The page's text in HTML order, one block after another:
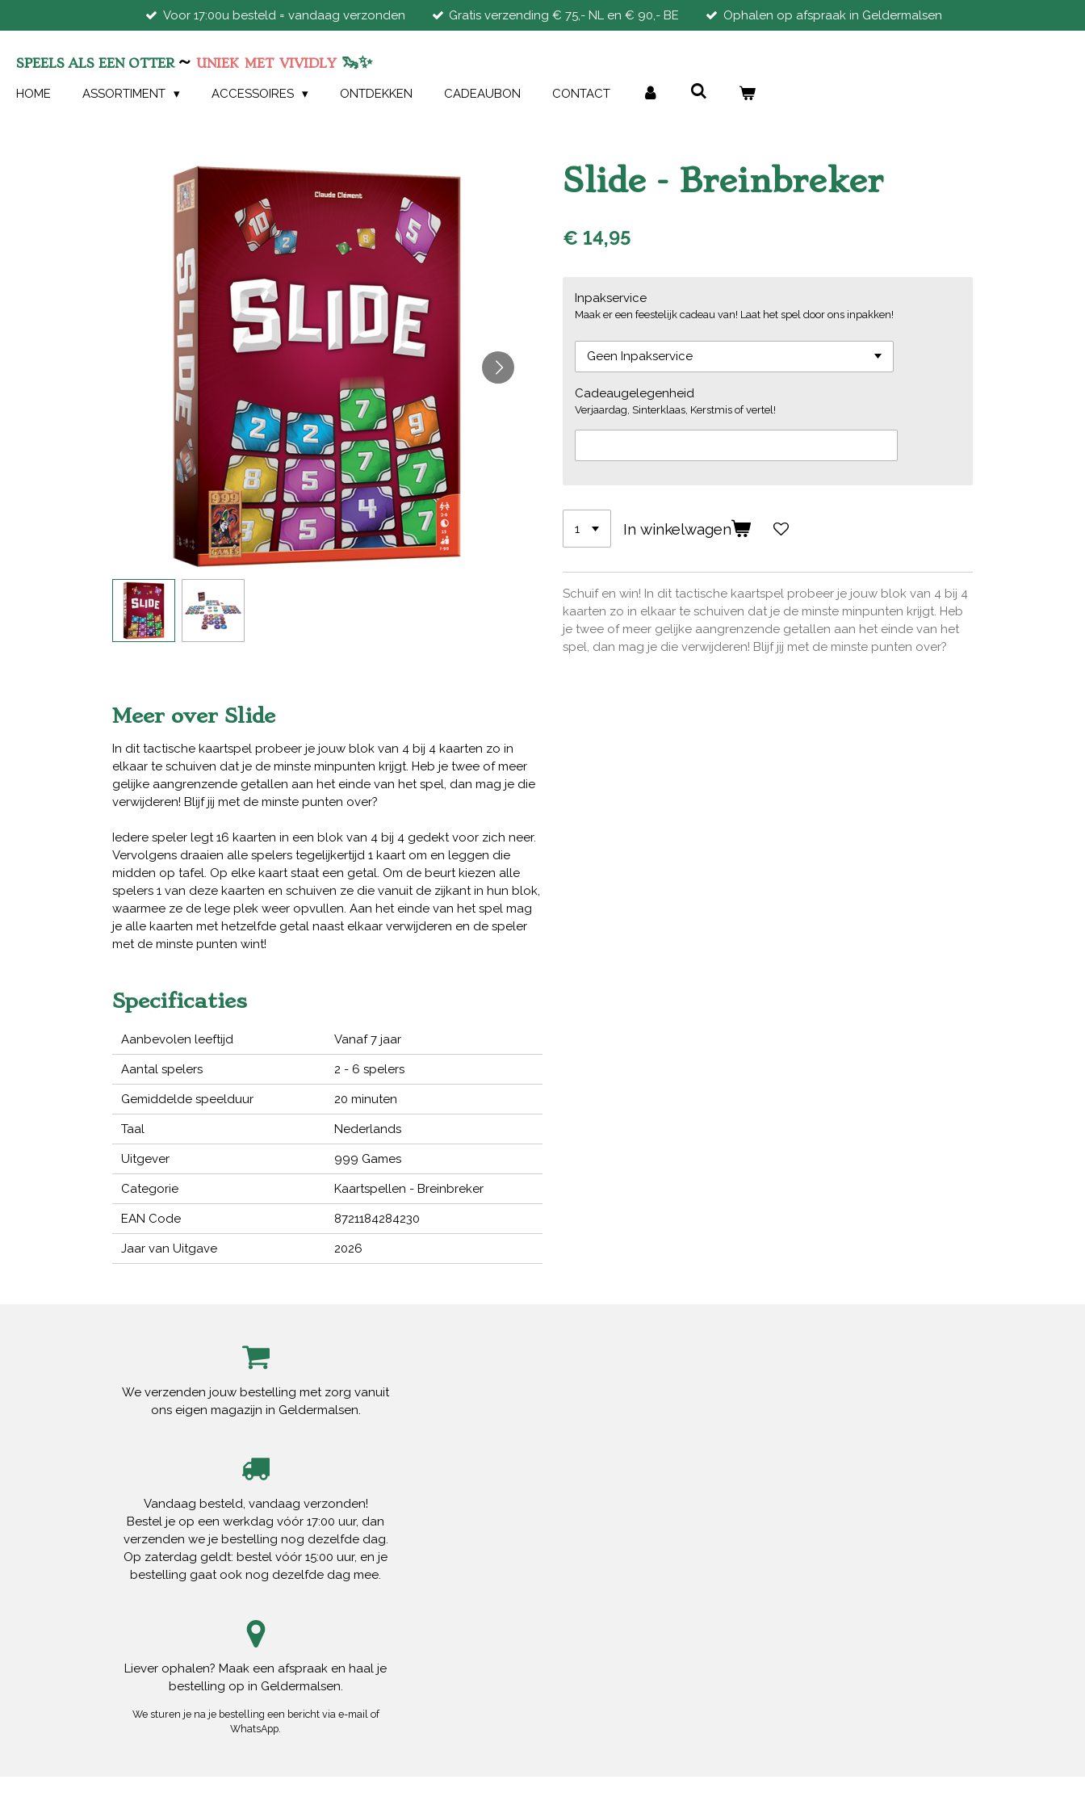
direct
de
hoofdinhoud
Voor 17:00u besteld = vandaag verzonden Gratis verzending € 75,- NL en € 90,- BE Ophalen op afspraak in Geldermalsen
SPEELS ALS EEN OTTER ~ UNIEK MET VIVIDLY 🦦✨
HOME ASSORTIMENT ACCESSOIRES ONTDEKKEN CADEAUBON CONTACT
Slide - Breinbreker
€ 14,95
Inpakservice
Maak er een feestelijk cadeau van! Laat het spel door ons inpakken!
Cadeaugelegenheid
Verjaardag, Sinterklaas, Kerstmis of vertel!
In winkelwagen
Schuif en win! In dit tactische kaartspel probeer je jouw blok van 4 bij 4
kaarten zo in elkaar te schuiven dat je de minste minpunten krijgt. Heb
je twee of meer gelijke aangrenzende getallen aan het einde van het
spel, dan mag je die verwijderen! Blijf jij met de minste punten over?
Meer over Slide
In dit tactische kaartspel probeer je jouw blok van 4 bij 4 kaarten zo in
elkaar te schuiven dat je de minste minpunten krijgt. Heb je twee of meer
gelijke aangrenzende getallen aan het einde van het spel, dan mag je die
verwijderen! Blijf jij met de minste punten over?
Iedere speler legt 16 kaarten in een blok van 4 bij 4 gedekt voor zich neer.
Vervolgens draaien alle spelers tegelijkertijd 1 kaart om en leggen die
midden op tafel. Op elke kaart staat een getal. Om de beurt kiezen alle
spelers 1 van deze kaarten en schuiven ze die vanuit de zijkant in hun blok,
waarmee ze de lege plek weer opvullen. Aan het einde van het spel mag
je alle kaarten met hetzelfde getal naast elkaar verwijderen en de speler
met de minste punten wint!
Specificaties
Aanbevolen leeftijd Vanaf 7 jaar
Aantal spelers 2 - 6 spelers
Gemiddelde speelduur 20 minuten
Taal Nederlands
Uitgever 999 Games
Categorie Kaartspellen - Breinbreker
EAN Code 8721184284230
Jaar van Uitgave 2026
We verzenden jouw bestelling met zorg vanuit
ons eigen magazijn in Geldermalsen.
Vandaag besteld, vandaag verzonden!
Bestel je op een werkdag vóór 17:00 uur, dan
verzenden we je bestelling nog dezelfde dag.
Op zaterdag geldt: bestel vóór 15:00 uur, en je
bestelling gaat ook nog dezelfde dag mee.
Liever ophalen? Maak een afspraak en haal je
bestelling op in Geldermalsen.
We sturen je na je bestelling een bericht via e-mail of
WhatsApp.